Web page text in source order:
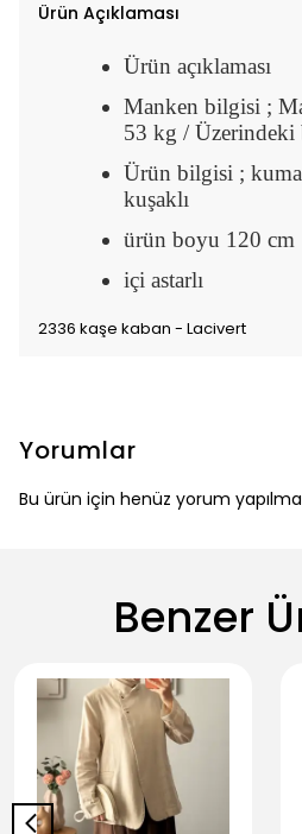
Ürün Açıklaması
Ürün açıklaması
Manken bilgisi ;
53 kg / Üzerindeki
Ürün bilgisi ;
kuşaklı
ürün boyu 120 cm
içi astarlı
2336 kaşe kaban - Lacivert
Yorumlar
Bu ürün için henüz yorum
Benzer